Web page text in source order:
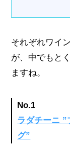
それぞれワイ
が、中でもと
ますね。
No.1
ラダチーニ
グ”